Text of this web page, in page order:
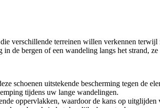
verschillende terreinen willen verkennen
de bergen of een wandeling langs het strand,
schoenen uitstekende bescherming tegen de
tijdens uw lange wandelingen.
oppervlakken, waardoor de kans op uitglijden